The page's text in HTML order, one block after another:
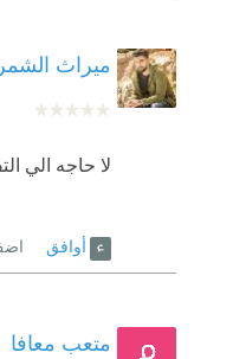
ميراث
لا حاجه الي
أوافق
متعب معافا